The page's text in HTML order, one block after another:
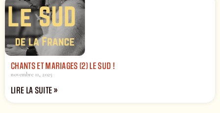
CHANTS ET MARIAGES (2) LE SUD !
novembre 11, 2025
LIRE LA SUITE »